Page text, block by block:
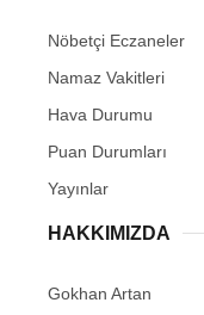
Nöbetçi Eczaneler
Namaz Vakitleri
Hava Durumu
Puan Durumları
Yayınlar
HAKKIMIZDA
Gokhan Artan